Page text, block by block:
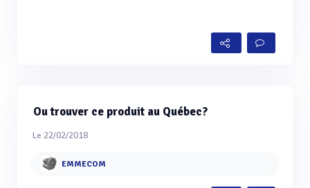
Ou trouver ce produit au Québec?
Le 22/02/2018
EMMECOM